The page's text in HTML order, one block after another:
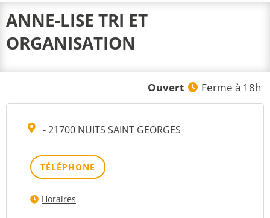
ANNE-LISE TRI ET
ORGANISATION
Ouvert Ferme à 18h
- 21700 NUITS SAINT GEORGES
TÉLÉPHONE
Horaires